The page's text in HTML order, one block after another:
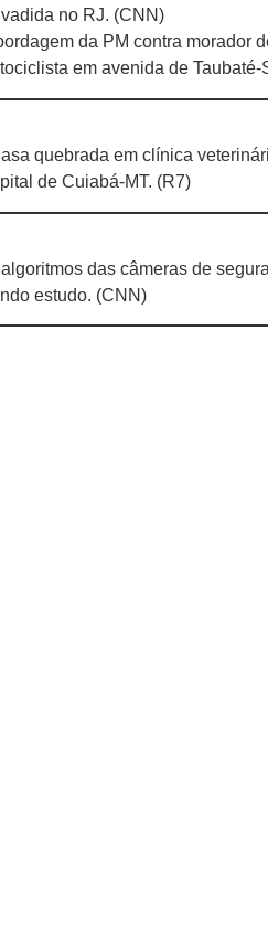
no RJ. (CNN)
da PM contra morador
em avenida de Taubaté-
quebrada em clínica
de Cuiabá-MT. (R7)
das câmeras de
estudo. (CNN)